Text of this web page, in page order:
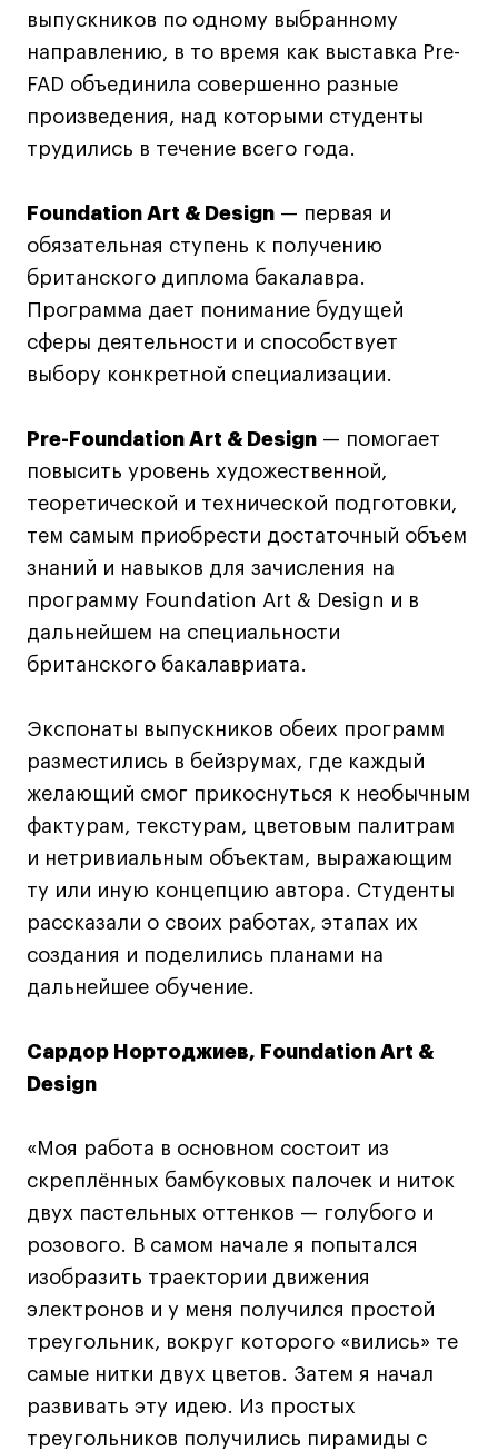
Интенсивы
Мода
Интерьер
Навыки предпринимателя и управленца
Маркетинг и генерация лидов
Фотография
Очно + онлайн
Все программы
Техникум
Графический дизайнер
Цифровой маркетолог
Технолог-конструктор одежды
Коммерческий фотограф
Все программы
Для школьников
Все программы
О школе
Новости
События
Блог
выпускников по одному выбранному
направлению, в то время как выставка Pre-
FAD объединила совершенно разные
произведения, над которыми студенты
трудились в течение всего года.
Foundation Art & Design — первая и
обязательная ступень к получению
британского диплома бакалавра.
Программа дает понимание будущей
сферы деятельности и способствует
выбору конкретной специализации.
Pre-Foundation Art & Design — помогает
повысить уровень художественной,
теоретической и технической подготовки,
тем самым приобрести достаточный объем
знаний и навыков для зачисления на
программу Foundation Art & Design и в
дальнейшем на специальности
британского бакалавриата.
Экспонаты выпускников обеих программ
разместились в бейзрумах, где каждый
желающий смог прикоснуться к необычным
фактурам, текстурам, цветовым палитрам
и нетривиальным объектам, выражающим
ту или иную концепцию автора. Студенты
рассказали о своих работах, этапах их
создания и поделились планами на
дальнейшее обучение.
Сардор Нортоджиев, Foundation Art &
Design
«Моя работа в основном состоит из
скреплённых бамбуковых палочек и ниток
двух пастельных оттенков — голубого и
розового. В самом начале я попытался
изобразить траектории движения
электронов и у меня получился простой
треугольник, вокруг которого «вились» те
самые нитки двух цветов. Затем я начал
развивать эту идею. Из простых
треугольников получились пирамиды с